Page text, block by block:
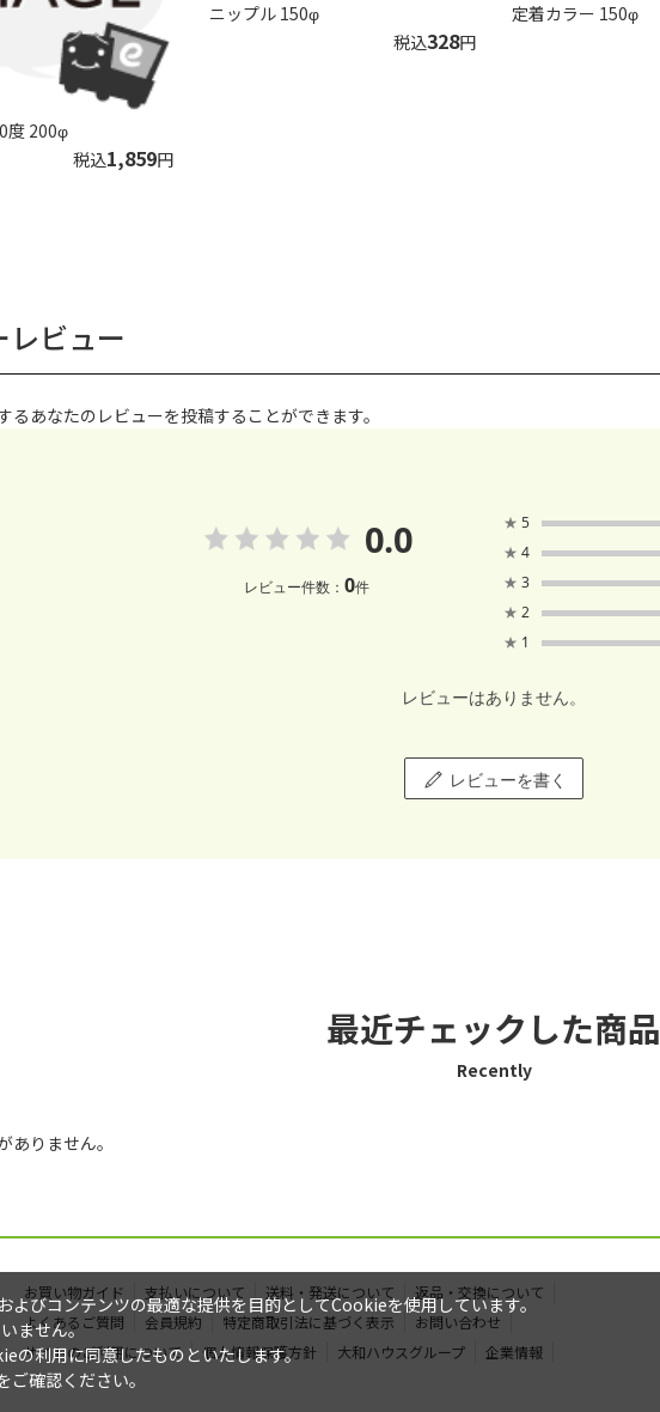
度 200φ
税込1,859円
ニップル 150φ
税込328円
定着カラー 150φ
レビュー
るあなたのレビューを投稿することができます。
0.0
レビュー件数： 0件
★ 5
★ 4
★ 3
★ 2
★ 1
レビューはありません。
レビューを書く
最近チェックした商品
Recently
ありません。
お買い物ガイド 支払いについて 送料・発送について
返品・交換について
よくあるご質問
会員規約 特定商取引法に基づく表示
お問い合わせ
サイトのご利用について
個人情報保護方針 大和ハウスグループ 企業情報
びコンテンツの最適な提供を目的としてCookieを使用しています。
ません。
の利用に同意したものといたします。
ご確認ください。